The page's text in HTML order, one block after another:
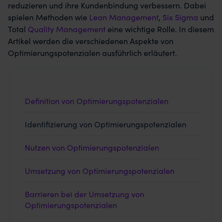
reduzieren und ihre Kundenbindung verbessern. Dabei
spielen Methoden wie Lean Management, Six Sigma und
Total Quality Management eine wichtige Rolle. In diesem
Artikel werden die verschiedenen Aspekte von
Optimierungspotenzialen ausführlich erläutert.
Definition von Optimierungspotenzialen
Identifizierung von Optimierungspotenzialen
Nutzen von Optimierungspotenzialen
Umsetzung von Optimierungspotenzialen
Barrieren bei der Umsetzung von
Optimierungspotenzialen